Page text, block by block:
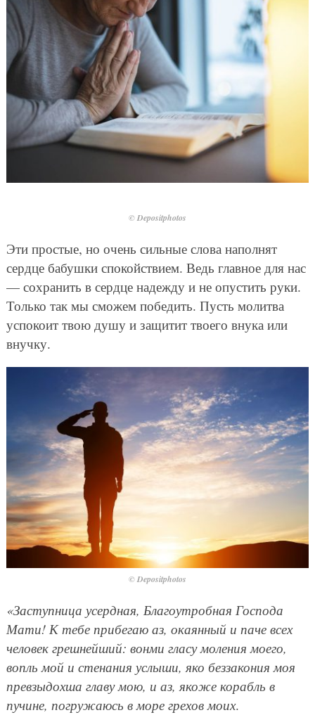
© Depositphotos
Эти простые, но очень сильные слова наполнят
сердце бабушки спокойствием. Ведь главное для нас
— сохранить в сердце надежду и не опустить руки.
Только так мы сможем победить. Пусть молитва
успокоит твою душу и защитит твоего внука или
внучку.
© Depositphotos
«Заступница усердная, Благоутробная Господа
Мати! К тебе прибегаю аз, окаянный и паче всех
человек грешнейший: вонми гласу моления моего,
вопль мой и стенания услыши, яко беззакония моя
превзыдохша главу мою, и аз, якоже корабль в
пучине, погружаюсь в море грехов моих.